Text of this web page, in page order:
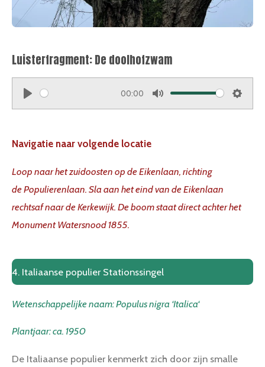
Luisterfragment: De doolhofzwam
P
a
00:00
M
S
g
Navigatie naar volgende locatie
Loop naar het zuidoosten op de Eikenlaan, richting
de Populierenlaan. Sla aan het eind van de Eikenlaan
rechtsaf naar de Kerkewijk. De boom staat direct achter het
Monument Watersnood 1855.
4. Italiaanse populier Stationssingel
Wetenschappelijke naam:Populus nigra ‘Italica‘
Plantjaar: ca. 1950
De Italiaanse populier kenmerkt zich door zijn smalle